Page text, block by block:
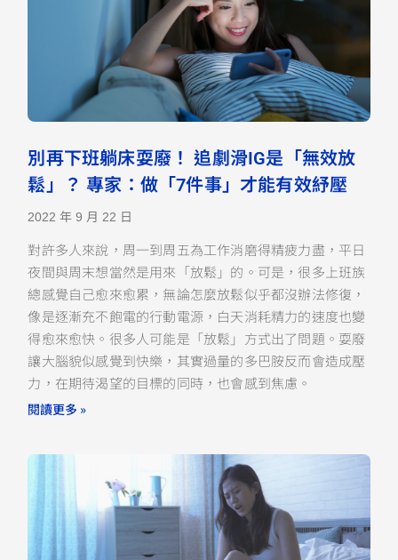
別再下班躺床耍廢！ 追劇滑IG是「無效放
鬆」？ 專家：做「7件事」才能有效紓壓
2022 年 9 月 22 日
對許多人來說，周一到周五為工作消磨得精疲力盡，平日
夜間與周末想當然是用來「放鬆」的。可是，很多上班族
總感覺自己愈來愈累，無論怎麼放鬆似乎都沒辦法修復，
像是逐漸充不飽電的行動電源，白天消耗精力的速度也變
得愈來愈快。很多人可能是「放鬆」方式出了問題。耍廢
讓大腦貌似感覺到快樂，其實過量的多巴胺反而會造成壓
力，在期待渴望的目標的同時，也會感到焦慮。
閱讀更多 »